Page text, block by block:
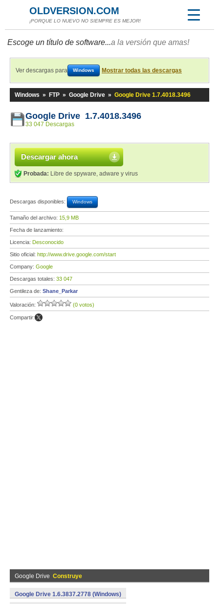
OLDVERSION.COM
¡PORQUE LO NUEVO NO SIEMPRE ES MEJOR!
Escoge un título de software...a la versión que amas!
Ver descargas para Windows Mostrar todas las descargas
Windows » FTP » Google Drive » Google Drive 1.7.4018.3496
Google Drive 1.7.4018.3496
33 047 Descargas
Descargar ahora
Probada: Libre de spyware, adware y virus
Descargas disponibles: Windows
Tamaño del archivo: 15,9 MB
Fecha de lanzamiento:
Licencia: Desconocido
Sitio oficial: http://www.drive.google.com/start
Company: Google
Descargas totales: 33 047
Gentileza de: Shane_Parkar
Valoración: (0 votos)
Compartir:
Google Drive Construye
Google Drive 1.6.3837.2778 (Windows)